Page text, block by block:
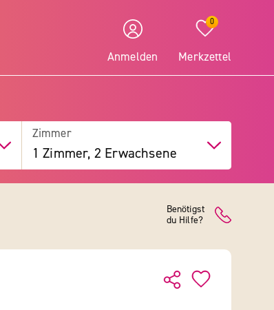
Anmelden
0
Merkzettel
Zimmer
1 Zimmer, 2 Erwachsene
Benötigst
du Hilfe?